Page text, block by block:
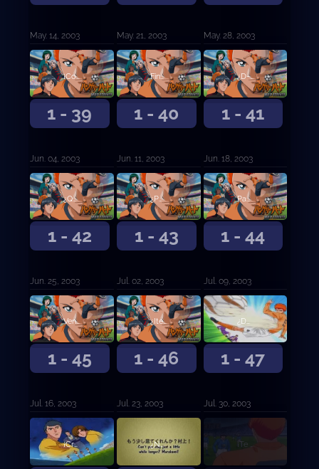
May. 14, 2003 May. 21, 2003 May. 28, 2003
1 - 39
¡Come y corre mujer! ¿Cuánto tiempo vas a dormir?
Jun. 04, 2003
1 - 40
Finalmente pude volver ...
Jun. 11, 2003
1 - 41
¿D-Doce Objetivos?
Jun. 18, 2003
1 - 42
¿Quién es ese? Sargento Chin
Jun. 25, 2003
1 - 43
¿Puedes darme un poco de tiempo para pensar?
Jul. 02, 2003
1 - 44
Padre, estoy bien ahora
Jul. 09, 2003
1 - 45
Ven y tráelo
Jul. 16, 2003
1 - 46
¿Itemea fútbol?
Jul. 23, 2003
1 - 47
¿Dónde planeas llevarme?
Jul. 30, 2003
¡Crees que voy a descansar por aquí! ¿No puedes quedarte un poco más? ¡Murakami! ¡Te he estado esperando, Kanou Kyosuke-!